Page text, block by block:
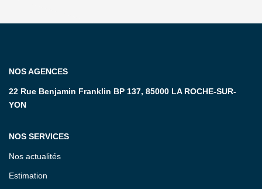
NOS AGENCES
22 Rue Benjamin Franklin BP 137, 85000 LA ROCHE-SUR-
YON
NOS SERVICES
Nos actualités
Estimation